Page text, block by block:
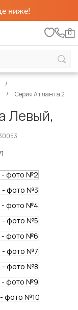
ниже!
0
Серия Атланта 2
Левый,